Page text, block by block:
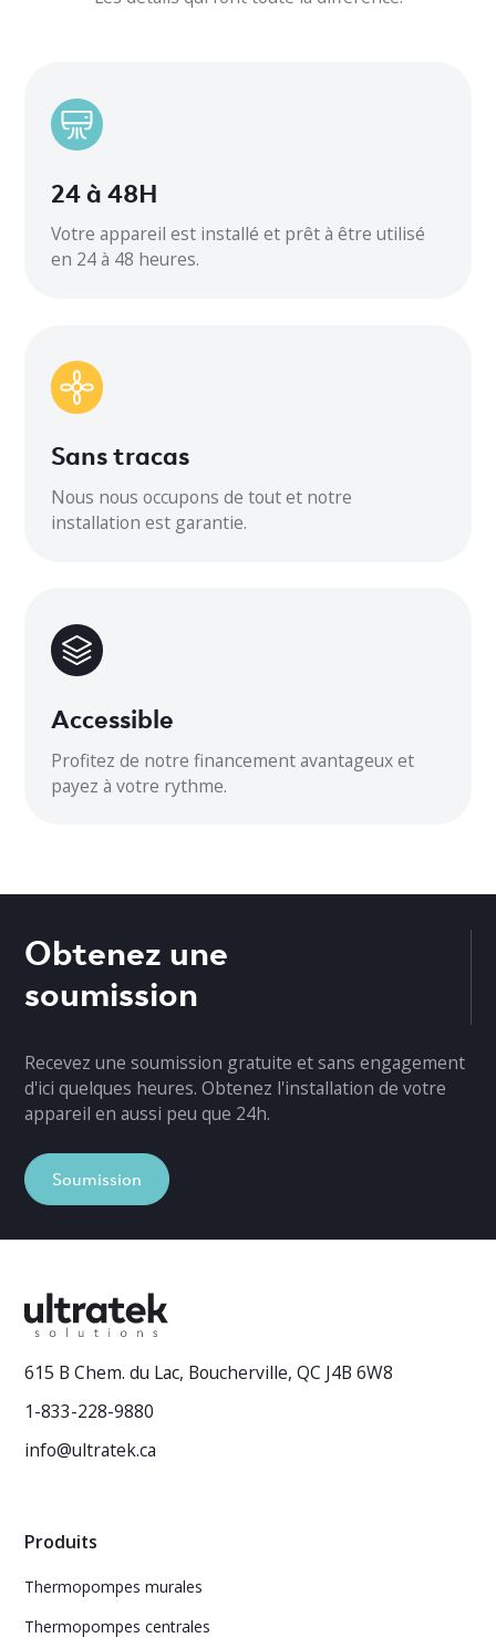
Chauffage
Climatisation
Réfrigérant
Circuit minimum AMP
Bruit extérieur
Bruit intérieur
24 à 38
Dimensions extérieures
31,5 x 22 x 13,11
24 à 48H
Votre appareil est installé et prêt à être utilisé
en 24 à 48 heures.
Sans tracas
Nous nous occupons de tout et notre
installation est garantie.
Accessible
Profitez de notre financement avantageux et
payez à votre rythme.
Obtenez une
soumission
Recevez une soumission gratuite et sans engagement
d'ici quelques heures. Obtenez l'installation de votre
appareil en aussi peu que 24h.
Soumission
615 B Chem. du Lac, Boucherville, QC J4B 6W8
1-833-228-9880
info@ultratek.ca
Produits
Thermopompes murales
Thermopompes centrales